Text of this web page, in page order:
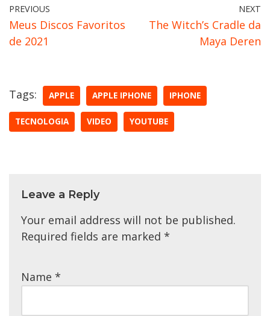
PREVIOUS
Meus Discos Favoritos
de 2021
NEXT
The Witch’s Cradle da
Maya Deren
Tags: APPLE APPLE IPHONE IPHONE
TECNOLOGIA VIDEO YOUTUBE
Leave a Reply
Your email address will not be published.
Required fields are marked *
Name *